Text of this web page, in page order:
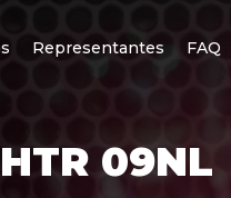
Representantes FAQ
09NL